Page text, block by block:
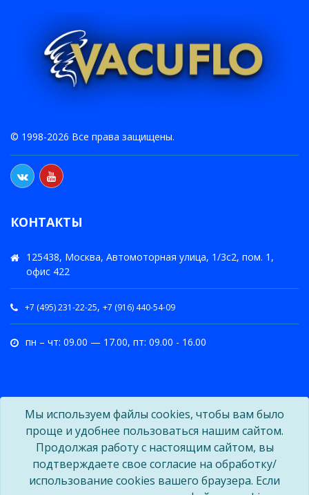
© 1998-2026 Все права защищены.
КОНТАКТЫ
125438, Москва, Автомоторная улица, 1/3с2, пом. 1,
офис 422
+7 (495) 231-22-25, +7 (916) 440-54-09
пн – чт: 09.00 — 17.00, пт: 09.00 - 16.00
Мы используем файлы cookies, чтобы вам было
проще и удобнее пользоваться нашим сайтом.
Продолжая работу с настоящим сайтом, вы
подтверждаете свое согласие на обработку/
использование cookies вашего браузера. Если